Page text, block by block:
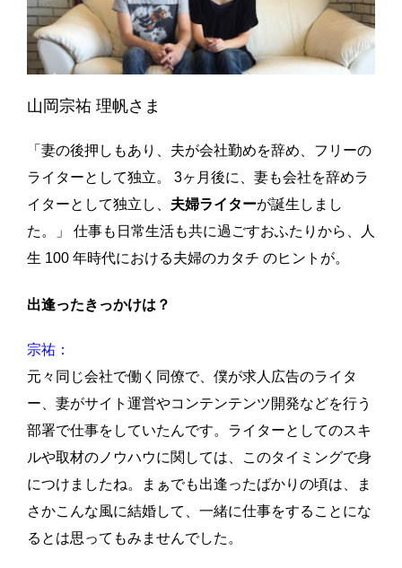
山岡宗祐 理帆さま
「妻の後押しもあり、夫が会社勤めを辞め、フリーの
ライターとして独立。 3ヶ月後に、妻も会社を辞めラ
イターとして独立し、 夫婦ライターが誕生しまし
た。」 仕事も日常生活も共に過ごすおふたりから、人
生 100 年時代における夫婦のカタチ のヒントが。
出逢ったきっかけは？
宗祐：
元々同じ会社で働く同僚で、僕が求人広告のライタ
ー、妻がサイト運営やコンテンテンツ開発などを行う
部署で仕事をしていたんです。ライターとしてのスキ
ルや取材のノウハウに関しては、このタイミングで身
につけましたね。まぁでも出逢ったばかりの頃は、ま
さかこんな風に結婚して、一緒に仕事をすることにな
るとは思ってもみませんでした。